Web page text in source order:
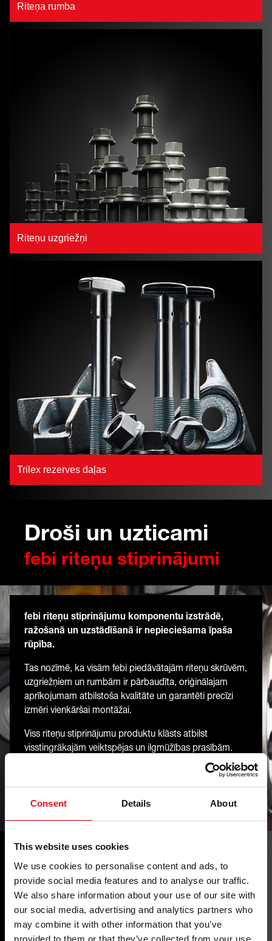
Consent Details About
This website uses cookies
We use cookies to personalise content and ads, to
provide social media features and to analyse our traffic.
We also share information about your use of our site with
our social media, advertising and analytics partners who
may combine it with other information that you’ve
provided to them or that they’ve collected from your use
Riteņa rumba
Riteņu uzgriežņi
Trilex rezerves daļas
Droši un uzticami
febi riteņu stiprinājumi
febi riteņu stiprinājumu komponentu izstrādē,
ražošanā un uzstādīšanā ir nepieciešama īpaša
rūpība.
Tas nozīmē, ka visām febi piedāvātajām riteņu skrūvēm,
uzgriežņiem un rumbām ir pārbaudīta, oriģinālajam
aprīkojumam atbilstoša kvalitāte un garantēti precīzi
izmēri vienkāršai montāžai.
Viss riteņu stiprinājumu produktu klāsts atbilst
visstingrākajām veiktspējas un ilgmūžības prasībām.
Vienalga, vai runa ir par alumīnija vai tērauda diskiem,
febi vienmēr piedāvā pareizos riteņu stiprinājumu
produktus.
Jūsu ieguvumi